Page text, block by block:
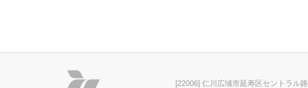
[22006] 仁川広域市延寿区セントラル